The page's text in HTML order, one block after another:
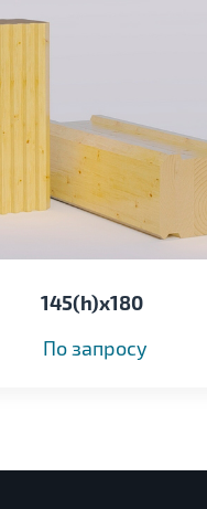
145(h)x180
По запросу